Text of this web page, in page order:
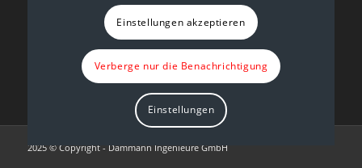
Montag – Donnerstag: 8:00 – 17:00 Uhr
Freitag: 8:00 – 13:00 Uhr
2025 © Copyright - Dammann Ingenieure GmbH
Einstellungen akzeptieren
Verberge nur die Benachrichtigung
Einstellungen